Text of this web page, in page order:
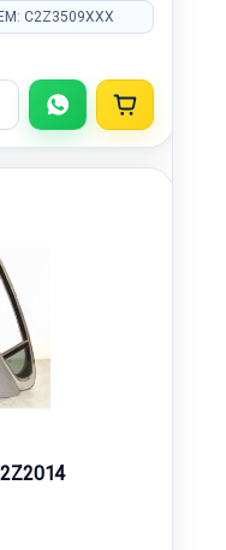
C2Z3509XXX